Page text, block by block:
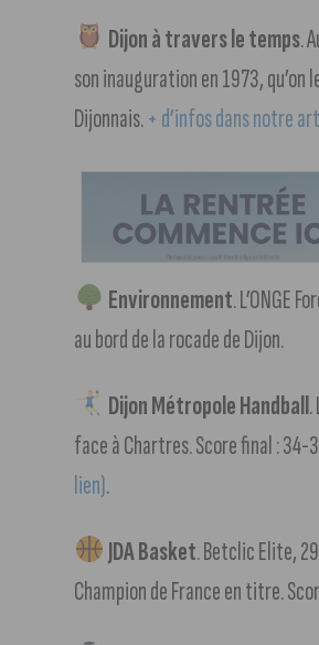
Dijon à travers le temps.
son inauguration en 1973,
Dijonnais.+ d’infos dans notre
Environnement. L’ONGE
au bord de la rocade de Dijon.
Dijon Métropole Handball.
face à Chartres. Score final :
lien).
JDA Basket. Betclic Elite,
Champion de France en titre.